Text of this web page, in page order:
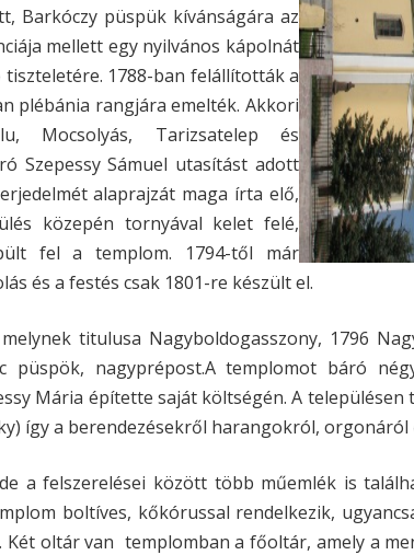
Barkóczy püspük kívánságára az
mellett egy nyilvános kápolnát
1788-ban felállították a
plébánia rangjára emelték. Akkori
Mocsolyás, Tarizsatelep és
Szepessy Sámuel utasítást adott
alaprajzát maga írta elő,
közepén tornyával kelet felé,
fel a templom. 1794-től már
és a festés csak 1801-re készült el.
titulusa Nagyboldogasszony, 1796
püspök, nagyprépost.A templomot báró
Mária építette saját költségén. A
így a berendezésekről harangokról,
a felszerelései között több műemlék is
boltíves, kőkórussal rendelkezik,
oltár van templomban a főoltár, amely a